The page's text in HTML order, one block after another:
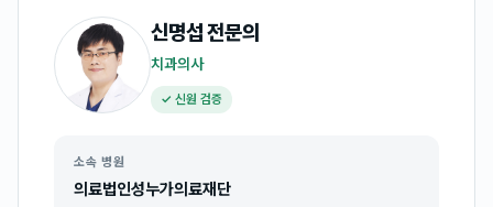
신명섭전문의
치과의사
✓ 신원 검증
소속 병원
의료법인성누가의료재단